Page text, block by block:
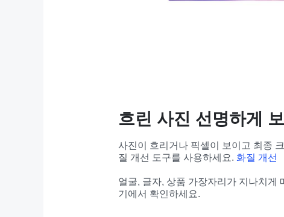
흐린 사진 선명하게
사진이 흐리거나 픽셀이 보이고 최종
질 개선 도구를 사용하세요. 화질 개선
얼굴, 글자, 상품 가장자리가 지나치게
기에서 확인하세요.